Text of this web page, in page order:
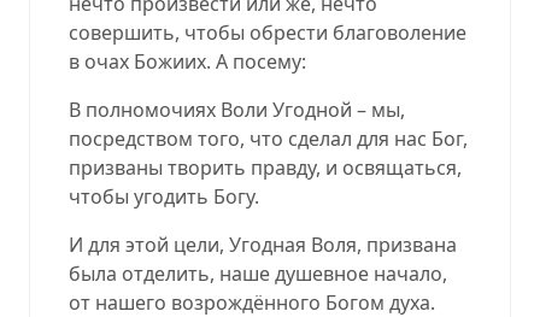
совершить, чтобы обрести благоволение
в очах Божиих. А посему:
В полномочиях Воли Угодной – мы,
посредством того, что сделал для нас Бог,
призваны творить правду, и освящаться,
чтобы угодить Богу.
И для этой цели, Угодная Воля, призвана
была отделить, наше душевное начало,
от нашего возрождённого Богом духа.